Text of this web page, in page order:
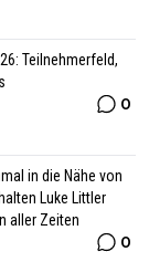
Teilnehmerfeld,
0
in die Nähe von
Luke Littler
aller Zeiten
0